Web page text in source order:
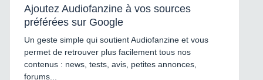
Ajoutez Audiofanzine à vos sources
préférées sur Google
Un geste simple qui soutient Audiofanzine et vous
permet de retrouver plus facilement tous nos
contenus : news, tests, avis, petites annonces,
forums...